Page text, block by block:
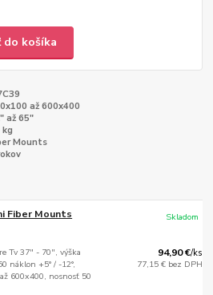
do košíka
až 600x400
až 65"
kg
Mounts
Fiber Mounts
Tv 37" - 70", výška
náklon +5° / -12°,
600x400, nosnosť 50
94,90 €/ks
77,15 € bez DPH
Skladom